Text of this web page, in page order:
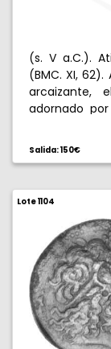
(s. V a.C.).
(BMC. XI,
arcaizante,
adornado
olivo y
Salida: 150€
Lote 1104